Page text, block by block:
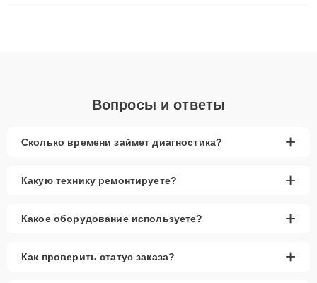
Вопросы и ответы
Сколько времени займет диагностика? +
Какую технику ремонтируете? +
Какое оборудование используете? +
Как проверить статус заказа? +